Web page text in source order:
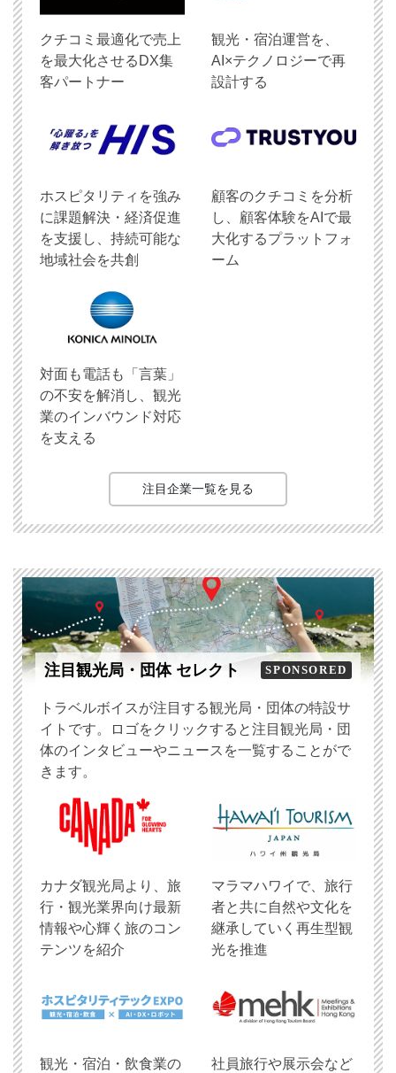
クチコミ最適化で売上
を最大化させるDX集
客パートナー
観光・宿泊運営を、
AI×テクノロジーで再
設計する
ホスピタリティを強み
に課題解決・経済促進
を支援し、持続可能な
地域社会を共創
顧客のクチコミを分析
し、顧客体験をAIで最
大化するプラットフォ
ーム
対面も電話も「言葉」
の不安を解消し、観光
業のインバウンド対応
を支える
注目企業一覧を見る
注目観光局・団体 セレクト SPONSORED
トラベルボイスが注目する観光局・団体の特設サ
イトです。ロゴをクリックすると注目観光局・団
体のインタビューやニュースを一覧することがで
きます。
​カナダ観光局より、旅
行・観光業界向け最新
情報や心輝く旅のコン
テンツを紹介
マラマハワイで、旅行
者と共に自然や文化を
継承していく再生型観
光を推進
観光・宿泊・飲食業の
社員旅行や展示会など